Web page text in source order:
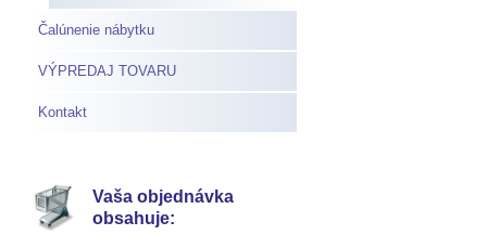
Čalúnenie nábytku
VÝPREDAJ TOVARU
Kontakt
Vaša objednávka
obsahuje: